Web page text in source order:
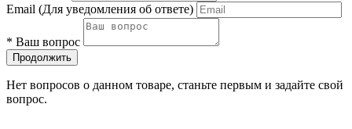
Email (Для уведомления об ответе)
* Ваш вопрос
Продолжить
Нет вопросов о данном товаре, станьте первым и задайте свой
вопрос.